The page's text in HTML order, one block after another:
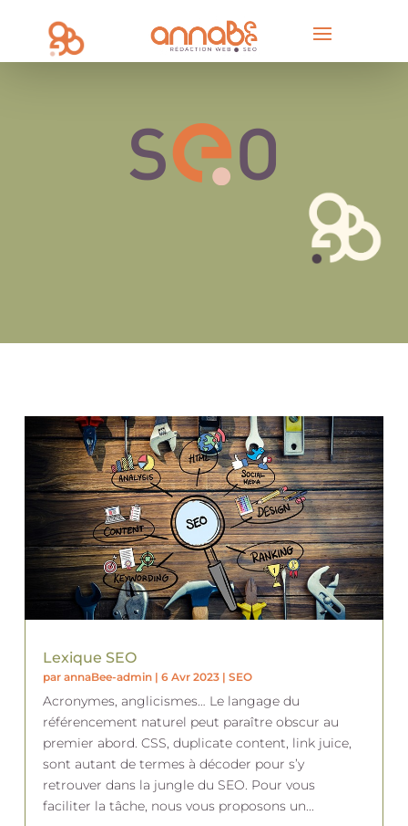
Lexique SEO
par annaBee-admin| 6 Avr 2023| SEO
Acronymes, anglicismes… Le langage du
référencement naturel peut paraître obscur au
premier abord. CSS, duplicate content, link juice,
sont autant de termes à décoder pour s’y
retrouver dans la jungle du SEO. Pour vous
faciliter la tâche, nous vous proposons un...